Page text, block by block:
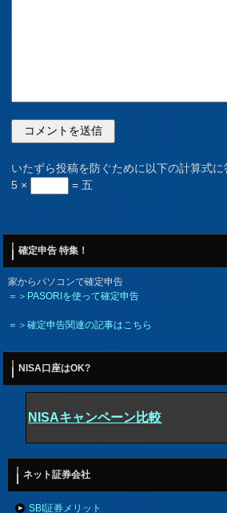
いたずら投稿を防ぐために以下の計算式
5 ×
= 五
確定申告 特集！
家からパソコンで確定申告
＝＞PASORIを使って確定申告
＝＞確定申告関連の記事はこちら
NISA口座はOK?
NISAキャンペーン比較
ネット証券会社
SBI証券メリット